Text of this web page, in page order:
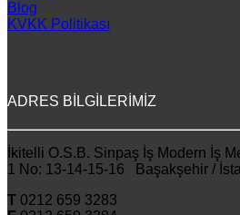
Blog
KVKK Politikası
ADRES BİLGİLERİMİZ
İkitelli O.S.B. Sinpaş İş Modern İş
1 No: 13-14-15-16 Başakşehir /
T 0212 659 3283